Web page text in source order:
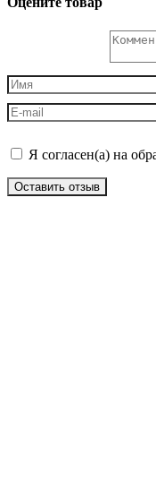
Я согласен(а) на
Оставить отзыв